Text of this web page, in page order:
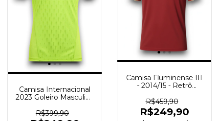
Camisa Internacional
2023 Goleiro Masculina
R$399,90
Camisa Fluminense III
- 2014/15 - Retrô
Grená
R$459,90
R$249,90